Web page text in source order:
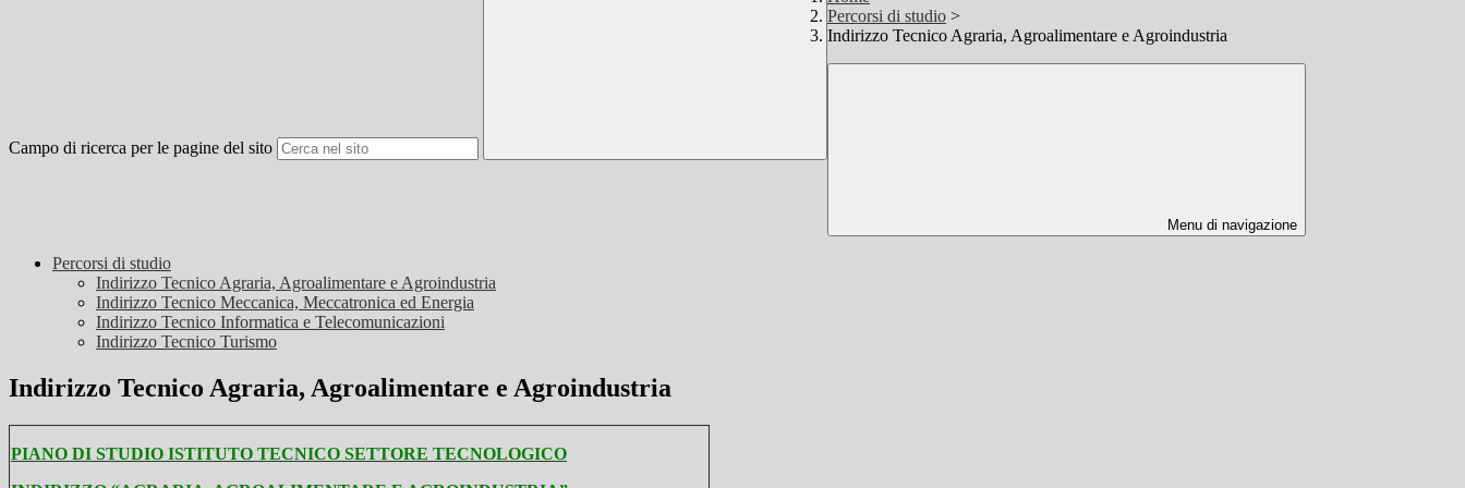
Campo di ricerca per le pagine del sito
Percorsi di studio >
Indirizzo Tecnico Agraria, Agroalimentare e Agroindustria
Menu di navigazione
Percorsi di studio
Indirizzo Tecnico Agraria, Agroalimentare e Agroindustria
Indirizzo Tecnico Meccanica, Meccatronica ed Energia
Indirizzo Tecnico Informatica e Telecomunicazioni
Indirizzo Tecnico Turismo
Indirizzo Tecnico Agraria, Agroalimentare e Agroindustria
PIANO DI STUDIO ISTITUTO TECNICO SETTORE TECNOLOGICO